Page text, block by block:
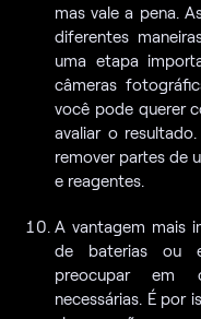
mas vale a pena.
diferentes
uma etapa
câmeras
você pode querer
avaliar o
remover partes de
e reagentes.
A vantagem mais
de baterias ou
preocupar em
necessárias. É por